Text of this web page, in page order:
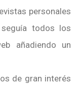
personales
todos los
añadiendo un
de gran interés